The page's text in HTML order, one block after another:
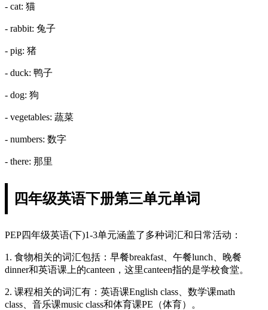
- cat: 猫
- rabbit: 兔子
- pig: 猪
- duck: 鸭子
- dog: 狗
- vegetables: 蔬菜
- numbers: 数字
- there: 那里
四年级英语下册第三单元单词
PEP四年级英语(下)1-3单元涵盖了多种词汇和日常活动：
1. 食物相关的词汇包括：早餐breakfast、午餐lunch、晚餐
dinner和英语课上的canteen，这里canteen指的是学校食堂。
2. 课程相关的词汇有：英语课English class、数学课math
class、音乐课music class和体育课PE（体育）。